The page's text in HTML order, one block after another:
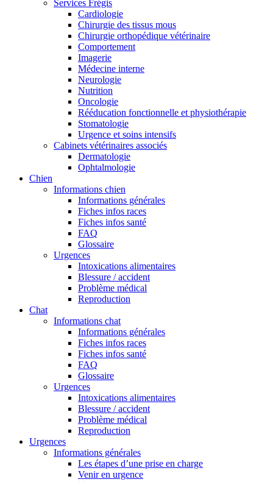
Services Frégis
Cardiologie
Chirurgie des tissus mous
Chirurgie orthopédique vétérinaire
Comportement
Imagerie
Médecine interne
Neurologie
Nutrition
Oncologie
Rééducation fonctionnelle et physiothérapie
Stomatologie
Urgence et soins intensifs
Cabinets vétérinaires associés
Dermatologie
Ophtalmologie
Chien
Informations chien
Informations générales
Fiches infos races
Fiches infos santé
FAQ
Glossaire
Urgences
Intoxications alimentaires
Blessure / accident
Problème médical
Reproduction
Chat
Informations chat
Informations générales
Fiches infos races
Fiches infos santé
FAQ
Glossaire
Urgences
Intoxications alimentaires
Blessure / accident
Problème médical
Reproduction
Urgences
Informations générales
Les étapes d’une prise en charge
Venir en urgence